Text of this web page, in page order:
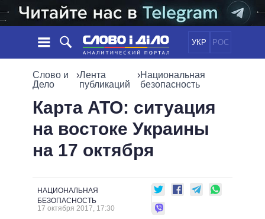
УКР РОС
НОВОСТИ
СОБЫТИЯ
СТАТЬИ
МНЕНИЯ
ДАЙДЖЕСТЫ
ЭКОНОМИКА
ОБЩЕСТВО
МИР
ОБЕЩАНИЯ
ПОЛИТИКИ
ВСЕ ПОЛИТИКИ
ВЕРХОВНАЯ РАДА
КАБИНЕТ МИНИСТРОВ
ИНФОГРАФИКА
ВИДЕО
ПОДДЕРЖАТЬ
Слово и
Дело
›Лента
публикаций
›Национальная
безопасность
Карта АТО: ситуация
на востоке Украины
на 17 октября
НАЦИОНАЛЬНАЯ
БЕЗОПАСНОСТЬ
17 октября 2017, 17:30